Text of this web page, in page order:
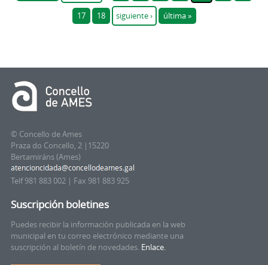
17 18 siguiente › última »
© Concello de Ames
Praza do Concello, 2 |15220
Bertamiráns (Ames)
Telf 981 883 002 | Fax 981 883 925
Suscripción boletines
Puedes recibir la información publicada en la web
municipal en tu correo electrónico mediante una
suscripción al boletín de novedades. Enlace.